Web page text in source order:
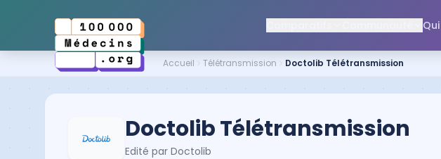
Accueil Télétransmission Doctolib Télétransmission
Doctolib Télétransmission
Edité par Doctolib